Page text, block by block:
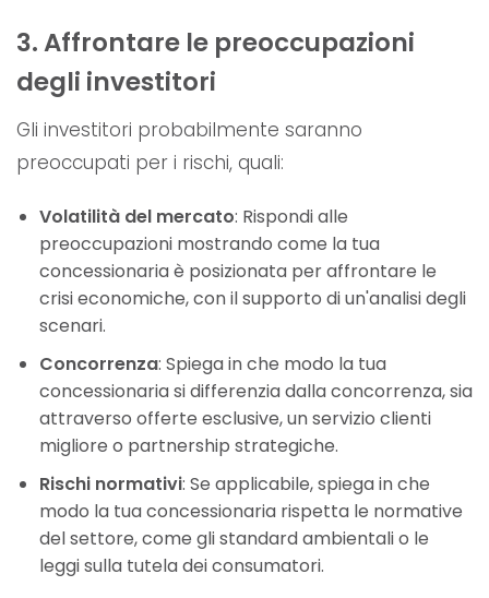
3. Affrontare le preoccupazioni
degli investitori
Gli investitori probabilmente saranno
preoccupati per i rischi, quali:
Volatilità del mercato: Rispondi alle
preoccupazioni mostrando come la tua
concessionaria è posizionata per affrontare le
crisi economiche, con il supporto di un'analisi degli
scenari.
Concorrenza: Spiega in che modo la tua
concessionaria si differenzia dalla concorrenza, sia
attraverso offerte esclusive, un servizio clienti
migliore o partnership strategiche.
Rischi normativi: Se applicabile, spiega in che
modo la tua concessionaria rispetta le normative
del settore, come gli standard ambientali o le
leggi sulla tutela dei consumatori.